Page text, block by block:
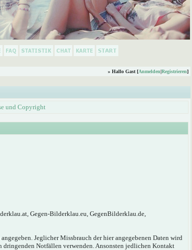
» Hallo Gast [Anmelden|Registrieren]
und Copyright
Gegen-Bilderklau.eu, GegenBilderklau.de,
Jeglicher Missbrauch der hier angegebenen Daten wird
Notfällen verwenden. Ansonsten jedlichen Kontakt